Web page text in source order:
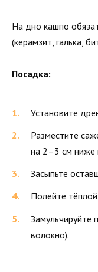
На дно кашпо
(керамзит, галька,
Посадка:
Установите
Разместите
на 2–3 см ниже
Засыпьте
Полейте
Замульчируйте
волокно).